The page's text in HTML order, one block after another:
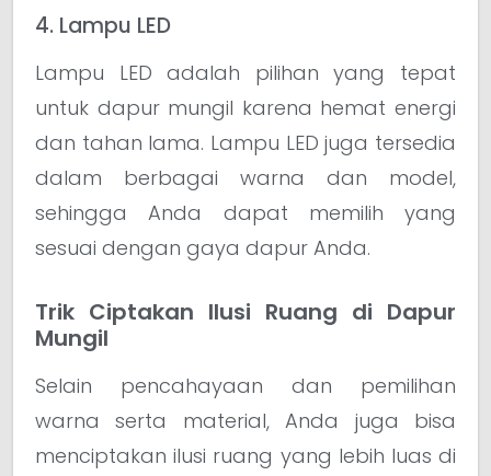
4. Lampu LED
Lampu LED adalah pilihan yang tepat
untuk dapur mungil karena hemat energi
dan tahan lama. Lampu LED juga tersedia
dalam berbagai warna dan model,
sehingga Anda dapat memilih yang
sesuai dengan gaya dapur Anda.
Trik Ciptakan Ilusi Ruang di Dapur
Mungil
Selain pencahayaan dan pemilihan
warna serta material, Anda juga bisa
menciptakan ilusi ruang yang lebih luas di